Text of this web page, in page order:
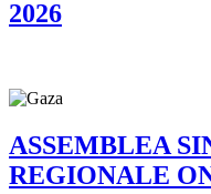
2026
ASSEMBLEA
REGIONALE